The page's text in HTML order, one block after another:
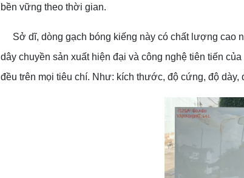
bền vững theo thời gian.
Sở dĩ, dòng gạch bóng kiếng này có chất lượng
dây chuyền sản xuất hiện đại và công nghệ tiên tiến
đều trên mọi tiêu chí. Như: kích thước, độ cứng, độ dày,